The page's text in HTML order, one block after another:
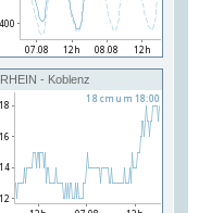
RHEIN - Koblenz